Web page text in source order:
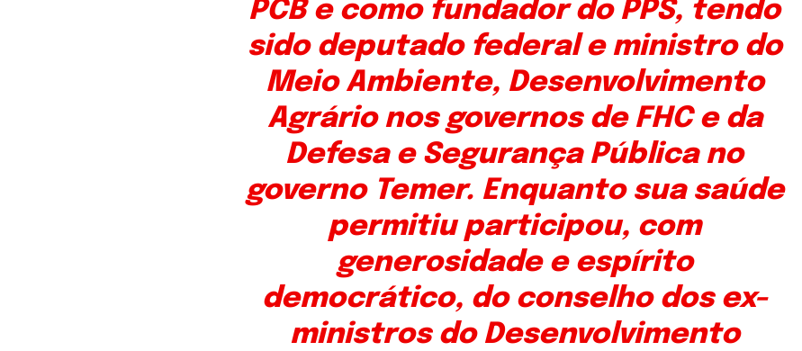
PCB e como fundador do PPS, tendo
sido deputado federal e ministro do
Meio Ambiente, Desenvolvimento
Agrário nos governos de FHC e da
Defesa e Segurança Pública no
governo Temer. Enquanto sua saúde
permitiu participou, com
generosidade e espírito
democrático, do conselho dos ex-
ministros do Desenvolvimento